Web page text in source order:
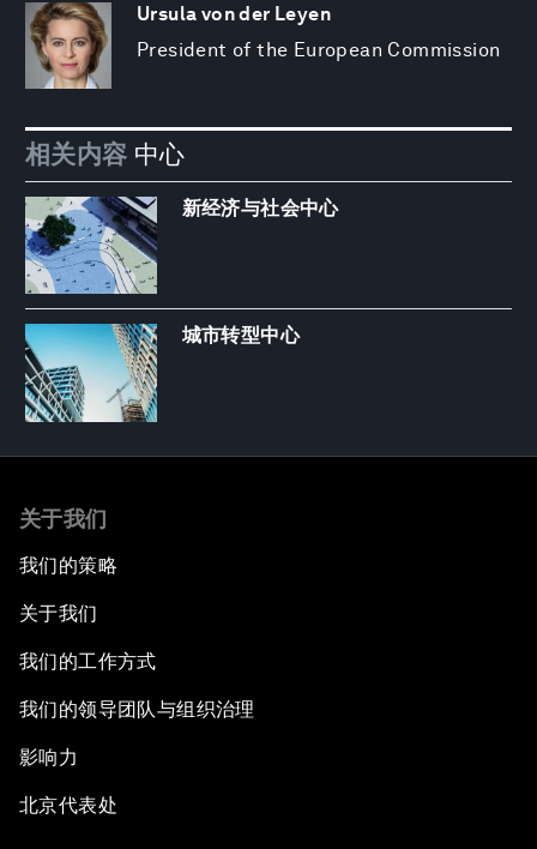
Ursula von der Leyen
President of the European Commission
相关内容 中心
新经济与社会中心
城市转型中心
关于我们
我们的策略
关于我们
我们的工作方式
我们的领导团队与组织治理
影响力
北京代表处